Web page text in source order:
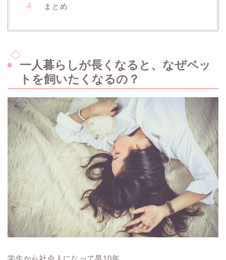
まとめ
一人暮らしが長くなると、なぜペッ
トを飼いたくなるの？